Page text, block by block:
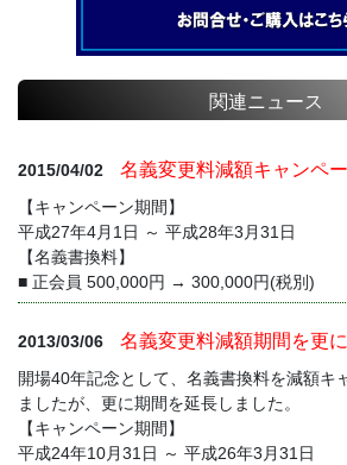
関連ニュース
2015/04/02 名義変更料減額キャンペ
【キャンペーン期間】
平成27年4月1日 ～ 平成28年3月31日
【名義書換料】
■ 正会員 500,000円 → 300,000円(税別)
2013/03/06 名義変更料減額期間を更
開場40年記念として、名義書換料を減額キ
ましたが、更に期間を延長しました。
【キャンペーン期間】
平成24年10月31日 ～ 平成26年3月31日